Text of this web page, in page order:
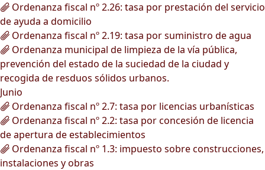
Ordenanza fiscal nº 2.26: tasa por prestación del servicio
de ayuda a domicilio
Ordenanza fiscal nº 2.19: tasa por suministro de agua
Ordenanza municipal de limpieza de la vía pública,
prevención del estado de la suciedad de la ciudad y
recogida de resduos sólidos urbanos.
Junio
Ordenanza fiscal nº 2.7: tasa por licencias urbanísticas
Ordenanza fiscal nº 2.2: tasa por concesión de licencia
de apertura de establecimientos
Ordenanza fiscal nº 1.3: impuesto sobre construcciones,
instalaciones y obras